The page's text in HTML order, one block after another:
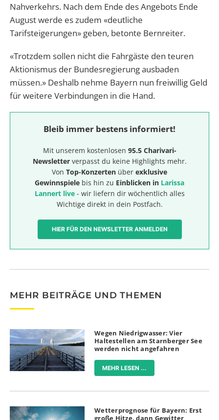
Nahverkehrs. Nach dem Ende des Angebots Ende
August werde es zudem «deutliche
Tarifsteigerungen» geben, betonte Bernreiter.
«Trotzdem sollen nicht die Fahrgäste den teuren
Aktionismus der Bundesregierung ausbaden
müssen.» Deshalb nehme Bayern nun freiwillig Geld
für weitere Verbindungen in die Hand.
Bleib immer bestens informiert!
Mit unserem kostenlosen 95.5 Charivari-
Newsletterverpasst du keine Highlights mehr.
Von Top-Konzerten über exklusive
Gewinnspiele bis hin zu Einblicken in Larissa
Lannert live- wir liefern dir wöchentlich alles
Wichtige direkt in dein Postfach.
HIER FÜR DEN NEWSLETTER ANMELDEN
MEHR BEITRÄGE UND THEMEN
Wegen Niedrigwasser: Vier
Haltestellen am Starnberger See
werden nicht angefahren
MEHR LESEN ...
Wetterprognose für Bayern: Erst
große Hitze, dann Gewitter